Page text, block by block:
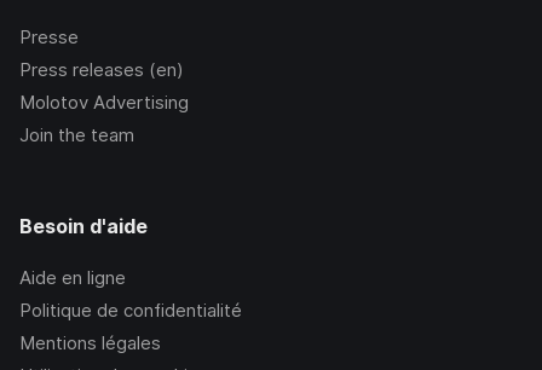
Presse
Press releases (en)
Molotov Advertising
Join the team
Besoin d'aide
Aide en ligne
Politique de confidentialité
Mentions légales